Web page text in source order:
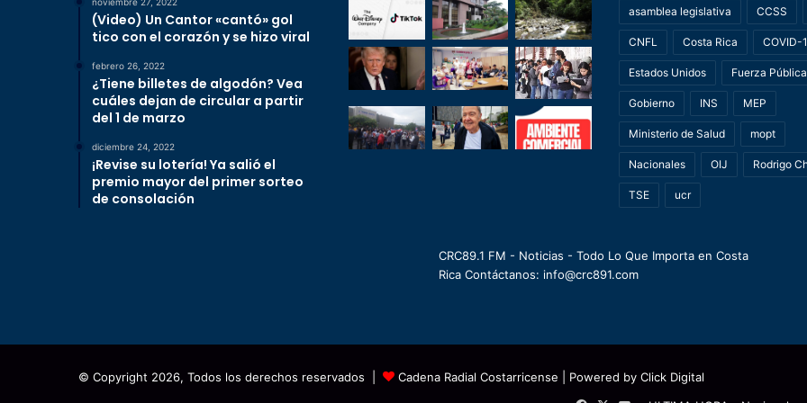
(Video) Un Cantor «cantó» gol
tico con el corazón y se hizo viral
febrero 26, 2022
¿Tiene billetes de algodón? Vea
cuáles dejan de circular a partir
del 1 de marzo
diciembre 24, 2022
¡Revise su lotería! Ya salió el
premio mayor del primer sorteo
de consolación
asamblea legislativa CCSS
CNFL Costa Rica COVID-
Estados Unidos Fuerza Pública
Gobierno INS MEP
Ministerio de Salud mopt
Nacionales OIJ Rodrigo
TSE ucr
CRC89.1 FM - Noticias - Todo Lo Que Importa en Costa
Rica Contáctanos: info@crc891.com
© Copyright 2026, Todos los derechos reservados | Cadena Radial Costarricense | Powered by Click Digital